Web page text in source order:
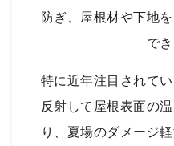
防ぎ、屋根材や下地
でき
特に近年注目されて
反射して屋根表面の
り、夏場のダメージ